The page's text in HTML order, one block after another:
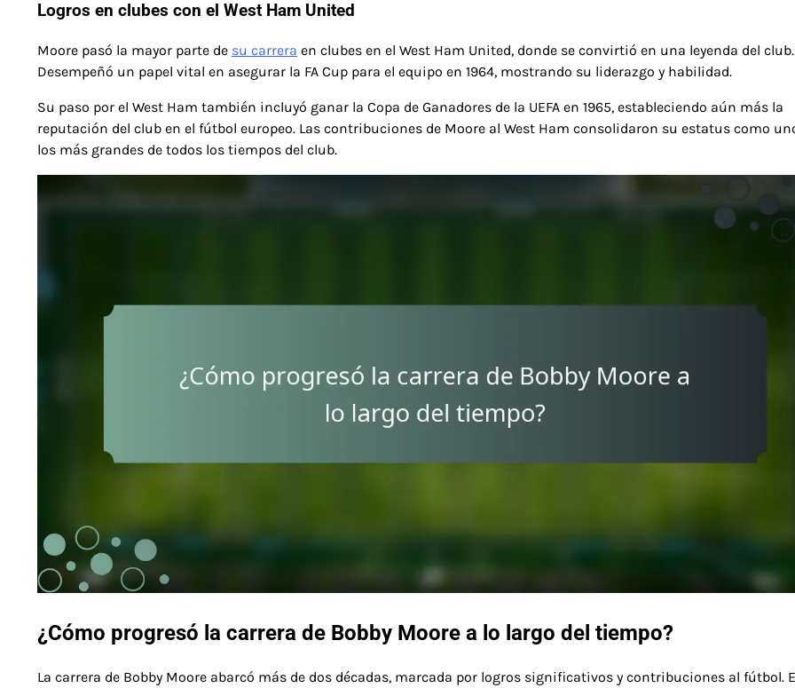
Logros en clubes con el West Ham United
Moore pasó la mayor parte de su carrera en clubes en el West Ham United, donde se convirtió en una leyenda del club.
Desempeñó un papel vital en asegurar la FA Cup para el equipo en 1964, mostrando su liderazgo y habilidad.
Su paso por el West Ham también incluyó ganar la Copa de Ganadores de la UEFA en 1965, estableciendo aún más la
reputación del club en el fútbol europeo. Las contribuciones de Moore al West Ham consolidaron su estatus como
los más grandes de todos los tiempos del club.
¿Cómo progresó la carrera de Bobby Moore a lo largo del tiempo?
La carrera de Bobby Moore abarcó más de dos décadas, marcada por logros significativos y contribuciones al fútbol.